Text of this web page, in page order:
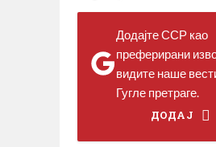
Додајте ССР као
преферирани
видите наше
Гугле претраге.
ДОДАЈ